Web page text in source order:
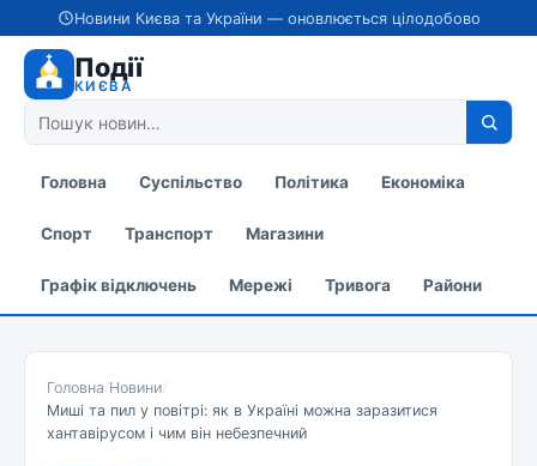
Новини Києва та України — оновлюється цілодобово
Події
КИЄВА
Головна Суспільство Політика Економіка
Спорт Транспорт Магазини
Графік відключень Мережі Тривога Райони
Головна/Новини/
Миші та пил у повітрі: як в Україні можна заразитися
хантавірусом і чим він небезпечний